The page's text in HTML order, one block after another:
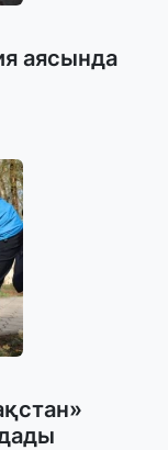
аясында